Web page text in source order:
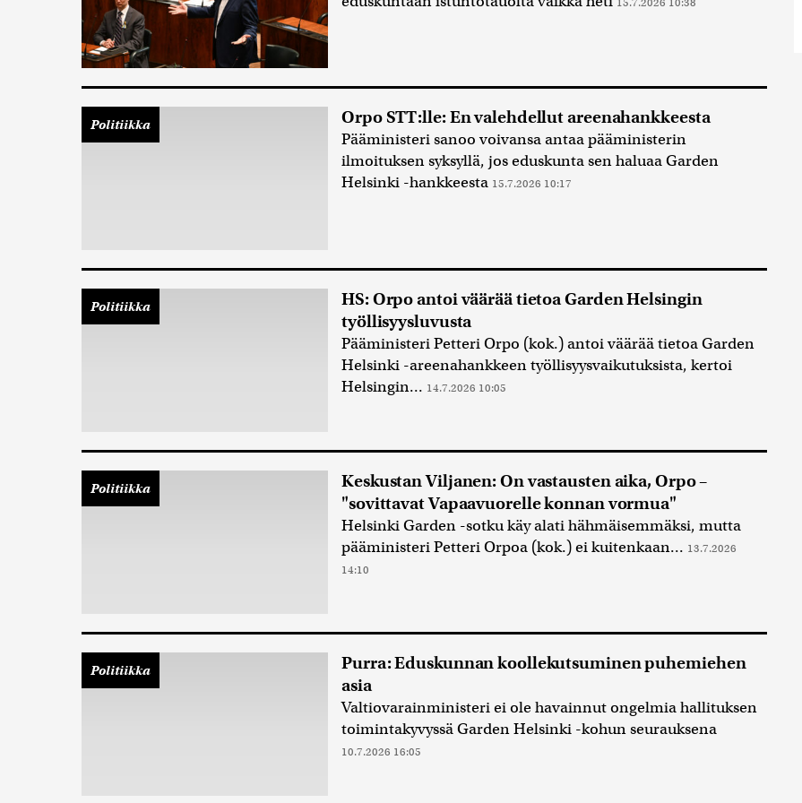
Politiikka Orpo STT:lle: En valehdellut areenahankkeesta
Pääministeri sanoo voivansa antaa pääministerin
ilmoituksen syksyllä, jos eduskunta sen haluaa Garden
Helsinki -hankkeesta 15.7.2026 10:17
Politiikka
HS: Orpo antoi väärää tietoa Garden Helsingin
työllisyysluvusta
Pääministeri Petteri Orpo (kok.) antoi väärää tietoa Garden
Helsinki -areenahankkeen työllisyysvaikutuksista, kertoi
Helsingin... 14.7.2026 10:05
Politiikka
Keskustan Viljanen: On vastausten aika, Orpo –
"sovittavat Vapaavuorelle konnan vormua"
Helsinki Garden -sotku käy alati hähmäisemmäksi, mutta
pääministeri Petteri Orpoa (kok.) ei kuitenkaan... 13.7.2026
14:10
Politiikka
Purra: Eduskunnan koollekutsuminen puhemiehen
asia
Valtiovarainministeri ei ole havainnut ongelmia hallituksen
toimintakyvyssä Garden Helsinki -kohun seurauksena
10.7.2026 16:05